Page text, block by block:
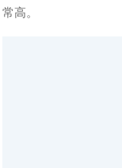
常高。